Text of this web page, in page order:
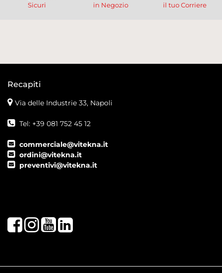
Sicuri
in Negozio
il tuo Corriere
Recapiti
Via delle Industrie 33, Napoli
Tel: +39 081 752 45 12
commerciale@vitekna.it
ordini@vitekna.it
preventivi@vitekna.it
FacebookInstagram
YoutubeLinkedIn